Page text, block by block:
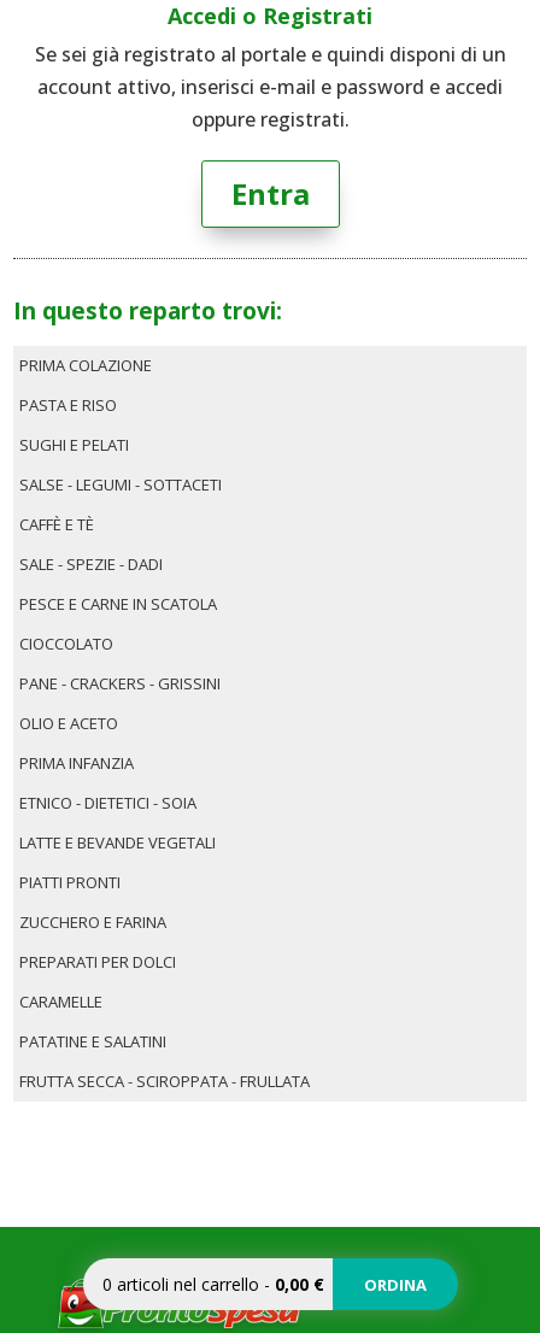
Accedi o Registrati
Se sei già registrato al portale e quindi disponi di un
account attivo, inserisci e-mail e password e accedi
oppure registrati.
Entra
In questo reparto trovi:
PRIMA COLAZIONE
PASTA E RISO
SUGHI E PELATI
SALSE - LEGUMI - SOTTACETI
CAFFÈ E TÈ
SALE - SPEZIE - DADI
PESCE E CARNE IN SCATOLA
CIOCCOLATO
PANE - CRACKERS - GRISSINI
OLIO E ACETO
PRIMA INFANZIA
ETNICO - DIETETICI - SOIA
LATTE E BEVANDE VEGETALI
PIATTI PRONTI
ZUCCHERO E FARINA
PREPARATI PER DOLCI
CARAMELLE
PATATINE E SALATINI
FRUTTA SECCA - SCIROPPATA - FRULLATA
0 articoli nel carrello - 0,00 € ORDINA